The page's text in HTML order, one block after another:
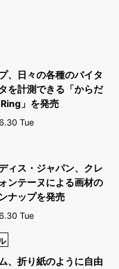
、日々の各種のバイタ
を計測できる「からだ
」を発売
Tue
ィス・ジャパン、クレ
ンテーヌによる画材の
ナップを発売
Tue
、折り紙のように自由